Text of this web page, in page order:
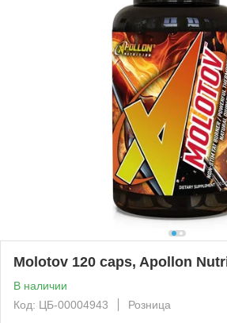
Molotov 120 caps, Apollon
В наличии
Код: ЦБ-00004943
Розница